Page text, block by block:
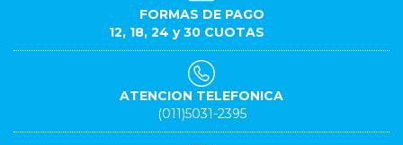
FORMAS DE PAGO
12, 18, 24 y 30 CUOTAS
ATENCION TELEFONICA
(011)5031-2395